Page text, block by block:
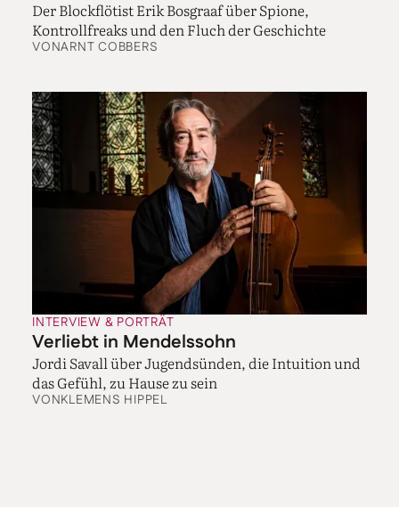
Der Blockflötist Erik Bosgraaf über Spione,
Kontrollfreaks und den Fluch der Geschichte
VONARNT COBBERS
INTERVIEW & PORTRÄT
Verliebt in Mendelssohn
Jordi Savall über Jugendsünden, die Intuition und
das Gefühl, zu Hause zu sein
VONKLEMENS HIPPEL